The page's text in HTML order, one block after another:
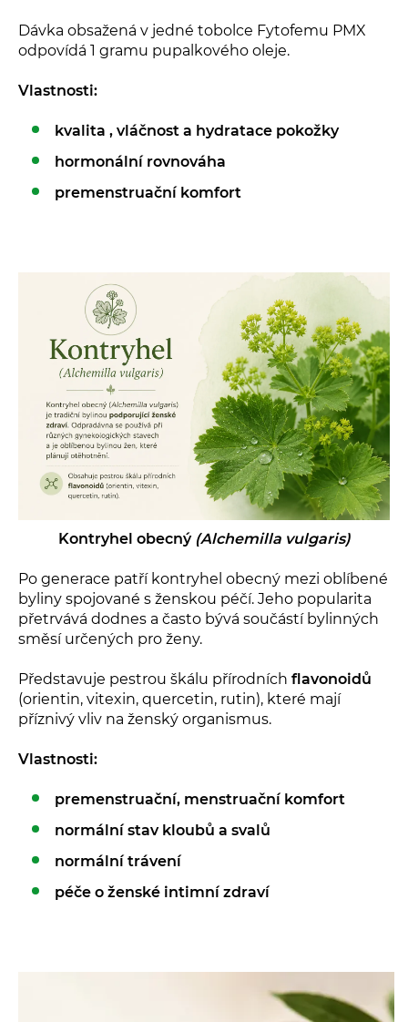
Dávka obsažená v jedné tobolce Fytofemu PMX
odpovídá 1 gramu pupalkového oleje.
Vlastnosti:
kvalita , vláčnost a hydratace pokožky
hormonální rovnováha
premenstruační komfort
Kontryhel obecný (Alchemilla vulgaris)
Po generace patří kontryhel obecný mezi oblíbené
byliny spojované s ženskou péčí. Jeho popularita
přetrvává dodnes a často bývá součástí bylinných
směsí určených pro ženy.
Představuje pestrou škálu přírodních flavonoidů
(orientin, vitexin, quercetin, rutin), které mají
příznivý vliv na ženský organismus.
Vlastnosti:
premenstruační, menstruační komfort
normální stav kloubů a svalů
normální trávení
péče o ženské intimní zdraví